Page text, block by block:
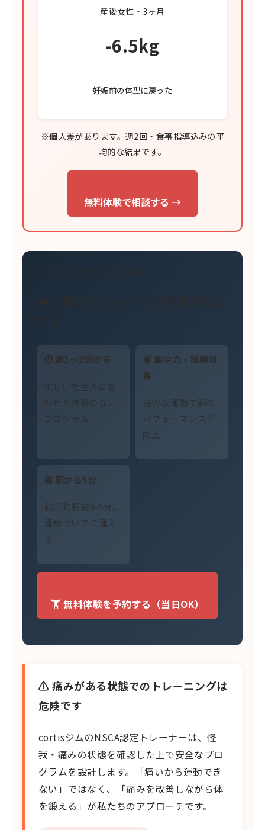
産後女性・3ヶ月
-6.5kg
妊娠前の体型に戻った
※個人差があります。週2回・食事指導込みの平
均的な結果です。
無料体験で相談する →
⏱ 週1〜2回から
忙しい社会人に合
わせた無駄のない
プログラム
🧠 集中力・睡眠改
善
適切な運動で脳の
パフォーマンスが
向上
🚉 駅から5分
和田町駅徒歩5分。
通勤ついでに通え
る
🏋️ 無料体験を予約する（当日OK）
⚠️ 痛みがある状態でのトレーニングは
危険です
cortisジムのNSCA認定トレーナーは、怪
我・痛みの状態を確認した上で安全なプロ
グラムを設計します。「痛いから運動でき
ない」ではなく、「痛みを改善しながら体
を鍛える」が私たちのアプローチです。